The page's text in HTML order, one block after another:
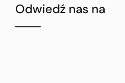
Odwiedź nas na